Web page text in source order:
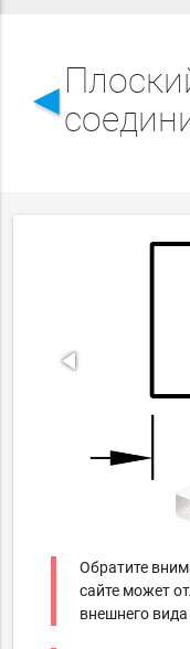
◄
Обратите
сайте может
внешнего